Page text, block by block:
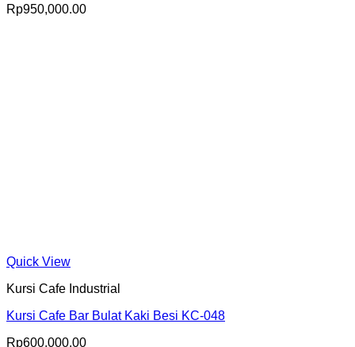
Rp950,000.00
Quick View
Kursi Cafe Industrial
Kursi Cafe Bar Bulat Kaki Besi KC-048
Rp600,000.00